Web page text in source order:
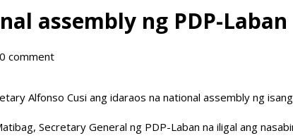
assembly ng PDP-
0 comment
Alfonso Cusi ang idaraos na national assembly ng
Secretary General ng PDP-Laban na iligal ang